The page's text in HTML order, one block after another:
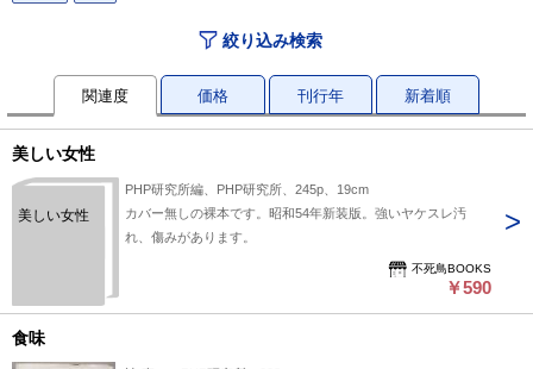
絞り込み検索
関連度 価格 刊行年 新着順
美しい女性
美しい女性
PHP研究所編、PHP研究所、245p、19cm
カバー無しの裸本です。昭和54年新装版。強いヤケスレ汚
れ、傷みがあります。
不死鳥BOOKS
￥590
食味